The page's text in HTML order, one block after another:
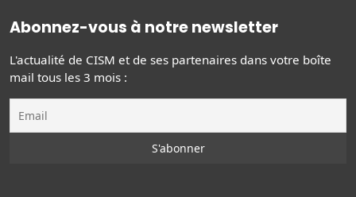
Abonnez-vous à notre newsletter
L'actualité de CISM et de ses partenaires dans votre boîte
mail tous les 3 mois :